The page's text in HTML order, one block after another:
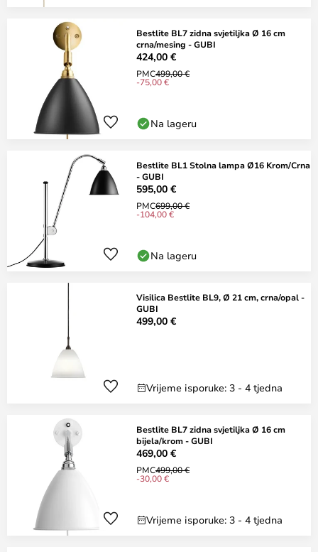
Bestlite BL7 zidna svjetiljka Ø 16 cm
crna/mesing - GUBI
424,00 €
PMC499,00 €
-75,00 €
Na lageru
Bestlite BL1 Stolna lampa Ø16 Krom/Crna
- GUBI
595,00 €
PMC699,00 €
-104,00 €
Na lageru
Visilica Bestlite BL9, Ø 21 cm, crna/opal -
GUBI
499,00 €
Vrijeme isporuke: 3 - 4 tjedna
Bestlite BL7 zidna svjetiljka Ø 16 cm
bijela/krom - GUBI
469,00 €
PMC499,00 €
-30,00 €
Vrijeme isporuke: 3 - 4 tjedna